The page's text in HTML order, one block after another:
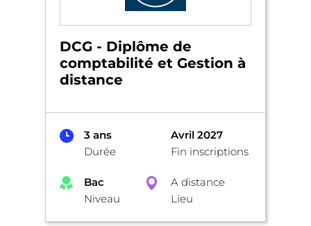
DCG - Diplôme de
comptabilité et Gestion à
distance
3 ans
Durée
Avril 2027
Fin inscriptions
Bac
Niveau
A distance
Lieu